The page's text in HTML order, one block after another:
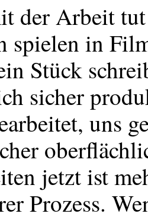
der Arbeit
spielen in
Stück
sicher
uns
jetzt ist
Prozess.